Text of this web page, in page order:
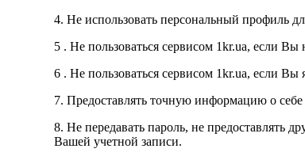
4. Не использовать персональный профиль
5 . Не пользоваться сервисом 1kr.ua, если Вы
6 . Не пользоваться сервисом 1kr.ua, если Вы
7. Предоставлять точную информацию о себе
8. Не передавать пароль, не предоставлять
Вашей учетной записи.